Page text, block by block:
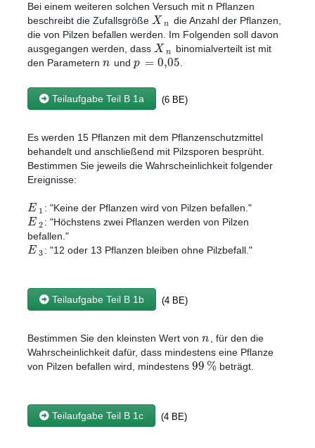
Bei einem weiteren solchen Versuch mit n Pflanzen
beschreibt die Zufallsgröße Xn die Anzahl der Pflanzen,
die von Pilzen befallen werden. Im Folgenden soll davon
ausgegangen werden, dass Xn binomialverteilt ist mit
den Parametern n und p =0,05
Teilaufgabe Teil B 1a (6 BE)
Es werden 15 Pflanzen mit dem Pflanzenschutzmittel
behandelt und anschließend mit Pilzsporen besprüht.
Bestimmen Sie jeweils die Wahrscheinlichkeit folgender
Ereignisse:
E 1 : "Keine der Pflanzen wird von Pilzen befallen."
E2: "Höchstens zwei Pflanzen werden von Pilzen
befallen."
E3: "12 oder 13 Pflanzen bleiben ohne Pilzbefall."
Teilaufgabe Teil B 1b (4 BE)
Bestimmen Sie den kleinsten Wert von n
, für den die
Wahrscheinlichkeit dafür, dass mindestens eine Pflanze
von Pilzen befallen wird, mindestens 99%beträgt.
Teilaufgabe Teil B 1c (4 BE)